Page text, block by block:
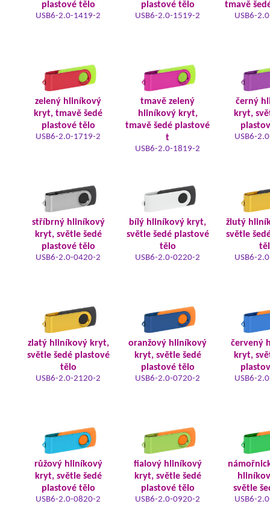
plastové tělo
USB6-2.0-1419-2
plastové tělo
USB6-2.0-1519-2
tmavě
USB6-
zelený hliníkový
kryt, tmavě šedé
plastové tělo
USB6-2.0-1719-2
tmavě zelený
hliníkový kryt,
tmavě šedé plastové
t
USB6-2.0-1819-2
černý
kryt,
USB6-
stříbrný hliníkový
kryt, světle šedé
plastové tělo
USB6-2.0-0420-2
bílý hliníkový kryt,
světle šedé plastové
tělo
USB6-2.0-0220-2
žlutý
světle
USB6-
zlatý hliníkový kryt,
světle šedé plastové
tělo
USB6-2.0-2120-2
oranžový hliníkový
kryt, světle šedé
plastové tělo
USB6-2.0-0720-2
červený
kryt,
USB6-
růžový hliníkový
kryt, světle šedé
plastové tělo
USB6-2.0-0820-2
fialový hliníkový
kryt, světle šedé
plastové tělo
USB6-2.0-0920-2
světle
USB6-